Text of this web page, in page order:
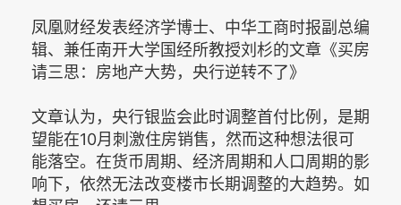
凤凰财经发表经济学博士、中华工商时报副总编
辑、兼任南开大学国经所教授刘杉的文章《买房
请三思：房地产大势，央行逆转不了》
文章认为，央行银监会此时调整首付比例，是期
望能在10月刺激住房销售，然而这种想法很可
能落空。在货币周期、经济周期和人口周期的影
响下，依然无法改变楼市长期调整的大趋势。如